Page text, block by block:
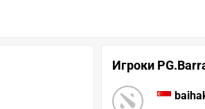
Игроки